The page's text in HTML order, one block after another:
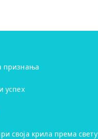
признања
успех
своја крила према свету